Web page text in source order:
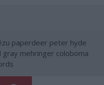
paperdeer peter hyde
gray mehringer coloboma